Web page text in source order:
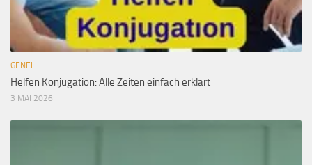
GENEL
Helfen Konjugation: Alle Zeiten einfach erklärt
3 MAI 2026